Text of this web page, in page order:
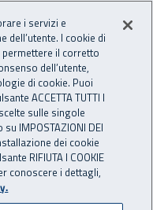
Apri cerca
i servizi e
dell’utente. I cookie di
il corretto
dell’utente,
di cookie. Puoi
ACCETTA TUTTI I
sulle singole
IMPOSTAZIONI DEI
dei cookie
RIFIUTA I COOKIE
conoscere i dettagli,